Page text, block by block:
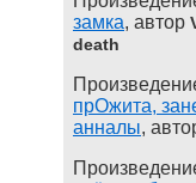
замка, автор
death
прОжита,
анналы,